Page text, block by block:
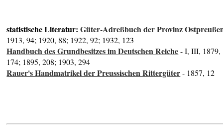
statistische Literatur:Güter-Adreßbuch der Provinz
1913, 94; 1920, 88; 1922, 92; 1932, 123
Handbuch des Grundbesitzes im Deutschen Reiche- I, III, 1879,
174; 1895, 208; 1903, 294
Rauer's Handmatrikel der Preussischen Rittergüter- 1857, 12